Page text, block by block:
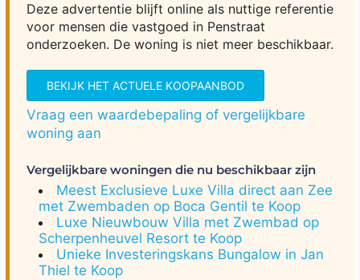
Deze advertentie blijft online als nuttige referentie
voor mensen die vastgoed in Penstraat
onderzoeken. De woning is niet meer beschikbaar.
BEKIJK HET ACTUELE KOOPAANBOD
Vraag een waardebepaling of vergelijkbare
woning aan
Vergelijkbare woningen die nu beschikbaar zijn
Meest Exclusieve Luxe Villa direct aan Zee
met Zwembaden op Boca Gentil te Koop
Luxe Nieuwbouw Villa met Zwembad op
Scherpenheuvel Resort te Koop
Unieke Investeringskans Bungalow in Jan
Thiel te Koop